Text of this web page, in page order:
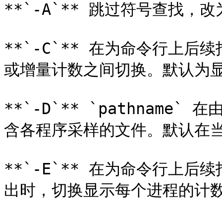
**`-A`** 跳过符号查找，改
**`-C`** 在为命令行上后续
或增量计数之间切换。默认为
**`-D`** `pathname` 在由
含各程序采样的文件。默认在
**`-E`** 在为命令行上后续
出时，切换显示每个进程的